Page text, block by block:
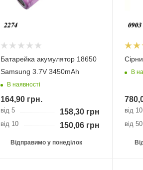
Батарейка акумулятор 18650
Samsung 3.7V 3450mAh
В наявності
164,90 грн.
від 5 158,30грн.
від 10 150,06грн.
Відправимо у понеділок
В
від 10
від 50